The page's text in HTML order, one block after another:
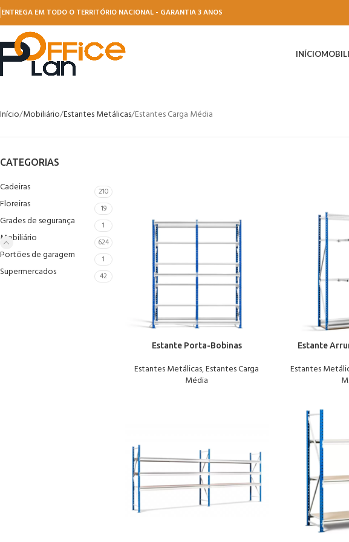
ENTREGA EM TODO O TERRITÓRIO NACIONAL - GARANTIA 3 ANOS
INÍCIO
Início Mobiliário Estantes Metálicas Estantes Carga Média
CATEGORIAS
Cadeiras 210
Floreiras 19
Grades de segurança 1
Mobiliário 624
Portões de garagem 1
Supermercados 42
Estante Porta-Bobinas
Estantes Metálicas,Estantes Carga
Média
Estante
Estantes